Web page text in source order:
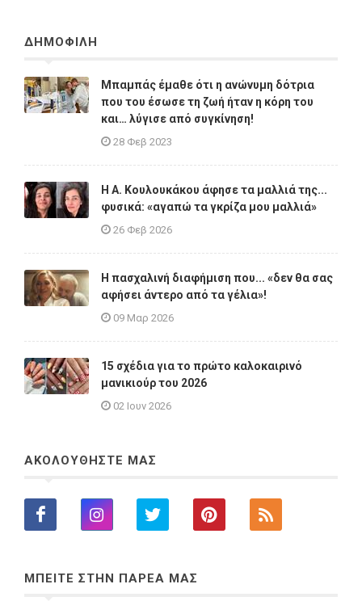
ΔΗΜΟΦΙΛΗ
Μπαμπάς έμαθε ότι η ανώνυμη δότρια
που του έσωσε τη ζωή ήταν η κόρη του
και… λύγισε από συγκίνηση!
28 Φεβ 2023
Η A. Κουλουκάκου άφησε τα μαλλιά της...
φυσικά: «αγαπώ τα γκρίζα μου μαλλιά»
26 Φεβ 2026
Η πασχαλινή διαφήμιση που... «δεν θα σας
αφήσει άντερο από τα γέλια»!
09 Μαρ 2026
15 σχέδια για το πρώτο καλοκαιρινό
μανικιούρ του 2026
02 Ιουν 2026
ΑΚΟΛΟΥΘΗΣΤΕ ΜΑΣ
ΜΠΕΙΤΕ ΣΤΗΝ ΠΑΡΕΑ ΜΑΣ